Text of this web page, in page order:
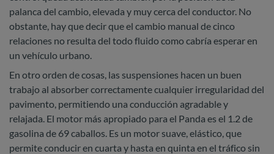
palanca del cambio, elevada y muy cerca del conductor. No
obstante, hay que decir que el cambio manual de cinco
relaciones no resulta del todo fluido como cabría esperar en
un vehículo urbano.
En otro orden de cosas, las suspensiones hacen un buen
trabajo al absorber correctamente cualquier irregularidad del
pavimento, permitiendo una conducción agradable y
relajada. El motor más apropiado para el Panda es el 1.2 de
gasolina de 69 caballos. Es un motor suave, elástico, que
permite conducir en cuarta y hasta en quinta en el tráfico sin